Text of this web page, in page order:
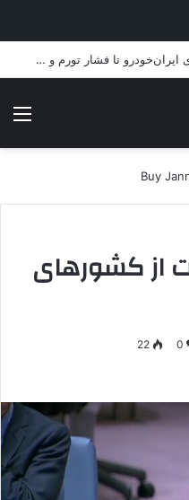
چرا همتی استیضاح شد؟ از واگذاری ایران‌خودرو تا فشار تورم و سقوط قدرت خرید مردم
از کشورهای
0
22